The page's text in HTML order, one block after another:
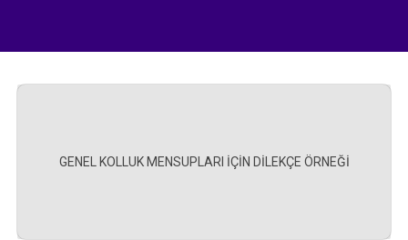
GENEL KOLLUK MENSUPLARI İÇİN DİLEKÇE ÖRNEĞİ